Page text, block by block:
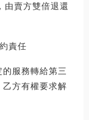
賣方雙倍退還
責任
服務轉給第三
方有權要求解